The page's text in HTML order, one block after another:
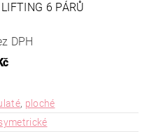
6 PÁRŮ
DPH
, ploché